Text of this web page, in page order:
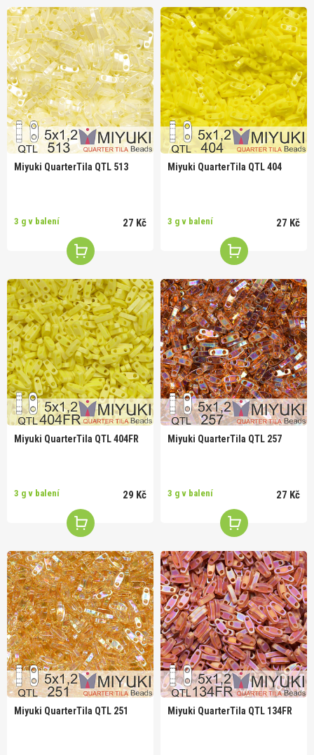
Miyuki QuarterTila QTL 513
3 g v balení 27 Kč
Miyuki QuarterTila QTL 404
3 g v balení 27 Kč
Miyuki QuarterTila QTL 404FR
3 g v balení 29 Kč
Miyuki QuarterTila QTL 257
3 g v balení 27 Kč
Miyuki QuarterTila QTL 251 Miyuki QuarterTila QTL 134FR